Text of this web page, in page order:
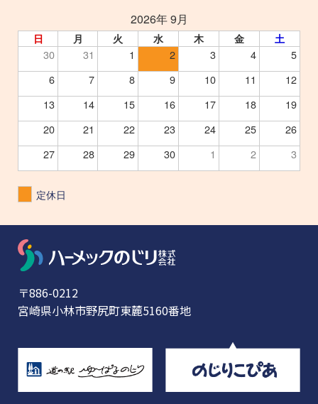
2026年 9月
日 月 火 水 木 金 土
30 31 1 2 3 4
5
6
7 8 9 10 11
12
13
14 15 16 17 18
19
20
21 22 23 24 25
26
27
28 29 30 1 2 3
定休日
〒886-0212
宮崎県小林市野尻町東麓5160番地